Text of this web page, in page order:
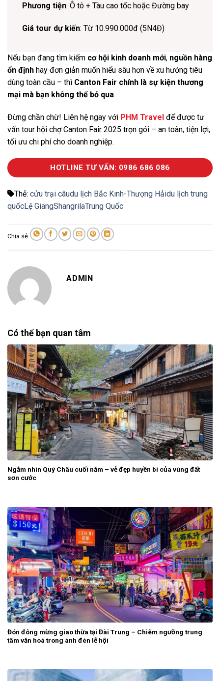
Phương tiện: Ô tô + Tàu cao tốc hoặc Đường bay
Giá tour dự kiến: Từ 10.990.000đ (5N4Đ)
Nếu bạn đang tìm kiếm cơ hội kinh doanh mới, nguồn hàng
ổn định hay đơn giản muốn hiểu sâu hơn về xu hướng tiêu
dùng toàn cầu – thì Canton Fair chính là sự kiện thương
mại mà bạn không thể bỏ qua.
Đừng chần chừ! Liên hệ ngay với PHM Travel để được tư
vấn tour hội chợ Canton Fair 2025 trọn gói – an toàn, tiện lợi,
tối ưu chi phí cho doanh nghiệp.
HOTLINE TƯ VẤN: 0986 686 086
Thẻ: cửu trại câudu lịch Bắc Kinh-Thượng Hảidu lịch trung
quốcLệ GiangShangrilaTrung Quốc
Chia sẻ
ADMIN
Có thể bạn quan tâm
Ngắm nhìn Quý Châu cuối năm – vẻ đẹp huyền bí của vùng đất
sơn cước
Đón đông mừng giao thừa tại Đài Trung – Chiêm ngưỡng trung
tâm văn hoá trong ánh đèn lễ hội